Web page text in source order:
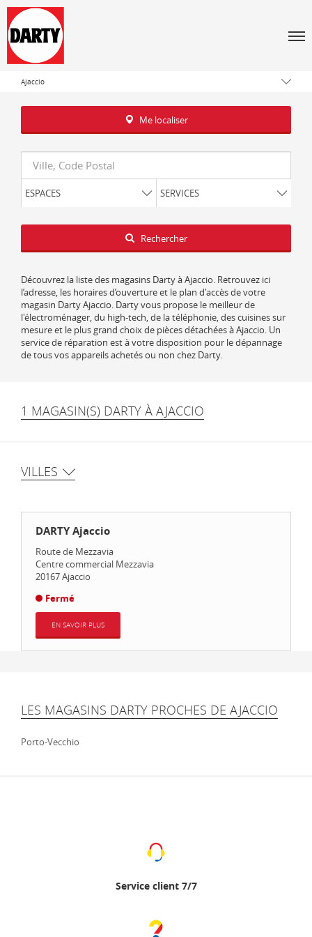
Tous les magasins Darty
Corse
Corse-du-Sud
Ajaccio
Me localiser
Requête
ESPACES SERVICES
Latitude
Longitude
Rechercher
Découvrez la liste des magasins Darty à Ajaccio. Retrouvez ici
l’adresse, les horaires d’ouverture et le plan d'accès de votre
magasin Darty Ajaccio. Darty vous propose le meilleur de
l'électroménager, du high-tech, de la téléphonie, des cuisines sur
mesure et le plus grand choix de pièces détachées à Ajaccio. Un
service de réparation est à votre disposition pour le dépannage
de tous vos appareils achetés ou non chez Darty.
1 MAGASIN(S) DARTY À AJACCIO
VILLES
DARTY Ajaccio
Route de Mezzavia
Centre commercial Mezzavia
20167Ajaccio
Fermé
EN SAVOIR PLUS
LES MAGASINS DARTY PROCHES DE AJACCIO
Porto-Vecchio
Service client 7/7